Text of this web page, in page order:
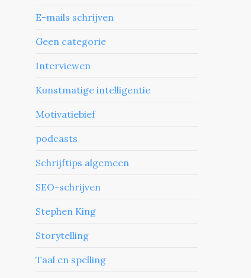
E-mails schrijven
Geen categorie
Interviewen
Kunstmatige intelligentie
Motivatiebief
podcasts
Schrijftips algemeen
SEO-schrijven
Stephen King
Storytelling
Taal en spelling